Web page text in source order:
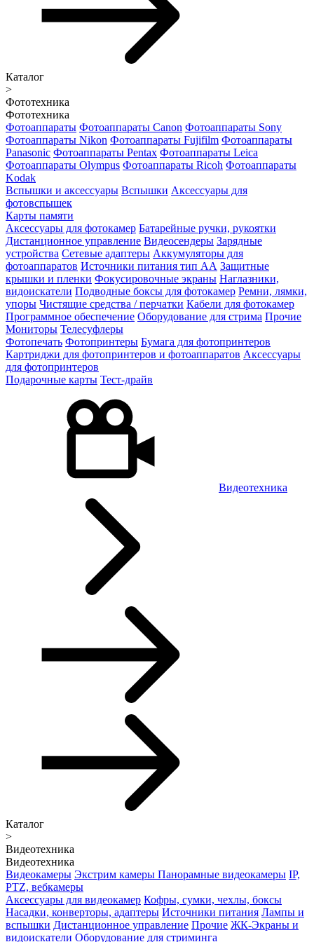
Каталог
>
Фототехника
Фототехника
Фотоаппараты Фотоаппараты Canon Фотоаппараты Sony
Фотоаппараты Nikon Фотоаппараты Fujifilm Фотоаппараты
Panasonic Фотоаппараты Pentax Фотоаппараты Leica
Фотоаппараты Olympus Фотоаппараты Ricoh Фотоаппараты
Kodak
Вспышки и аксессуары Вспышки Аксессуары для
фотовспышек
Карты памяти
Аксессуары для фотокамер Батарейные ручки, рукоятки
Дистанционное управление Видеосендеры Зарядные
устройства Сетевые адаптеры Аккумуляторы для
фотоаппаратов Источники питания тип АА Защитные
крышки и пленки Фокусировочные экраны Наглазники,
видоискатели Подводные боксы для фотокамер Ремни, лямки,
упоры Чистящие средства / перчатки Кабели для фотокамер
Программное обеспечение Оборудование для стрима Прочие
Мониторы Телесуфлеры
Фотопечать Фотопринтеры Бумага для фотопринтеров
Картриджи для фотопринтеров и фотоаппаратов Аксессуары
для фотопринтеров
Подарочные карты Тест-драйв
Видеотехника
Каталог
>
Видеотехника
Видеотехника
Видеокамеры Экстрим камеры Панорамные видеокамеры IP,
PTZ, вебкамеры
Аксессуары для видеокамер Кофры, сумки, чехлы, боксы
Насадки, конверторы, адаптеры Источники питания Лампы и
вспышки Дистанционное управление Прочие ЖК-Экраны и
видоискатели Оборудование для стриминга